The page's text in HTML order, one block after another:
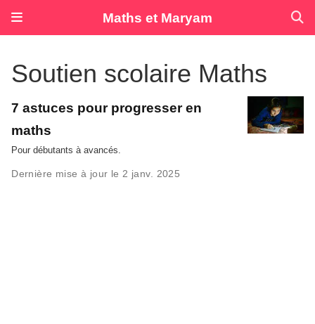
Maths et Maryam
Soutien scolaire Maths
7 astuces pour progresser en
maths
Pour débutants à avancés.
Dernière mise à jour le 2 janv. 2025